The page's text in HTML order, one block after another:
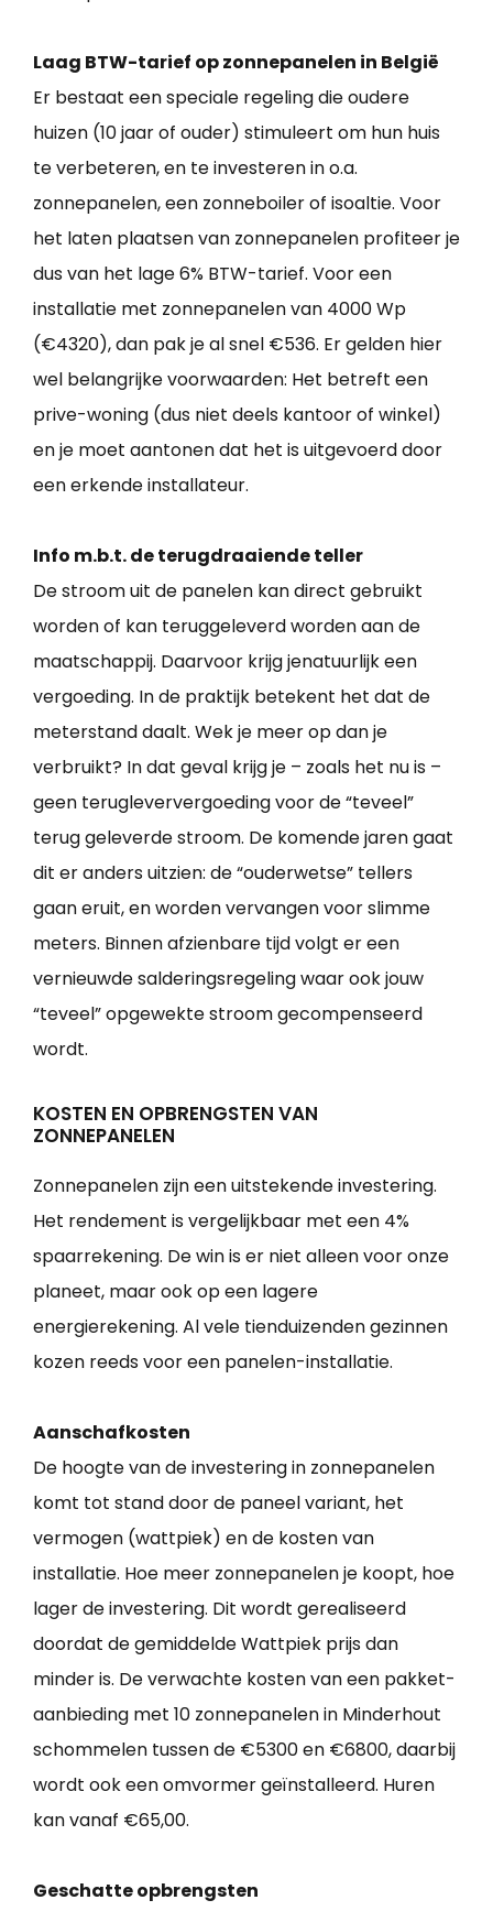
Laag BTW-tarief op zonnepanelen in België
Er bestaat een speciale regeling die oudere
huizen (10 jaar of ouder) stimuleert om hun huis
te verbeteren, en te investeren in o.a.
zonnepanelen, een zonneboiler of isoaltie. Voor
het laten plaatsen van zonnepanelen profiteer je
dus van het lage 6% BTW-tarief. Voor een
installatie met zonnepanelen van 4000 Wp
(€4320), dan pak je al snel €536. Er gelden hier
wel belangrijke voorwaarden: Het betreft een
prive-woning (dus niet deels kantoor of winkel)
en je moet aantonen dat het is uitgevoerd door
een erkende installateur.
Info m.b.t. de terugdraaiende teller
De stroom uit de panelen kan direct gebruikt
worden of kan teruggeleverd worden aan de
maatschappij. Daarvoor krijg jenatuurlijk een
vergoeding. In de praktijk betekent het dat de
meterstand daalt. Wek je meer op dan je
verbruikt? In dat geval krijg je – zoals het nu is –
geen terugleververgoeding voor de “teveel”
terug geleverde stroom. De komende jaren gaat
dit er anders uitzien: de “ouderwetse” tellers
gaan eruit, en worden vervangen voor slimme
meters. Binnen afzienbare tijd volgt er een
vernieuwde salderingsregeling waar ook jouw
“teveel” opgewekte stroom gecompenseerd
wordt.
KOSTEN EN OPBRENGSTEN VAN
ZONNEPANELEN
Zonnepanelen zijn een uitstekende investering.
Het rendement is vergelijkbaar met een 4%
spaarrekening. De win is er niet alleen voor onze
planeet, maar ook op een lagere
energierekening. Al vele tienduizenden gezinnen
kozen reeds voor een panelen-installatie.
Aanschafkosten
De hoogte van de investering in zonnepanelen
komt tot stand door de paneel variant, het
vermogen (wattpiek) en de kosten van
installatie. Hoe meer zonnepanelen je koopt, hoe
lager de investering. Dit wordt gerealiseerd
doordat de gemiddelde Wattpiek prijs dan
minder is. De verwachte kosten van een pakket-
aanbieding met 10 zonnepanelen in Minderhout
schommelen tussen de €5300 en €6800, daarbij
wordt ook een omvormer geïnstalleerd. Huren
kan vanaf €65,00.
Geschatte opbrengsten